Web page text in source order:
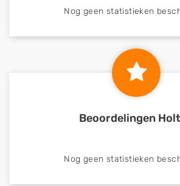
Nog geen statistieken
Beoordelingen
Nog geen statistieken